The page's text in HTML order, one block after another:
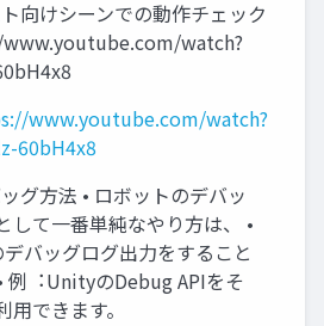
向けシーンでの動作チェック
watch?
www.youtube.com/watch?
60bH4x8
グ⽅法 • ロボットのデバッ
して⼀番単純なやり⽅は、 •
バッグログ出⼒をすること
例︓UnityのDebug APIをそ
⽤できます。